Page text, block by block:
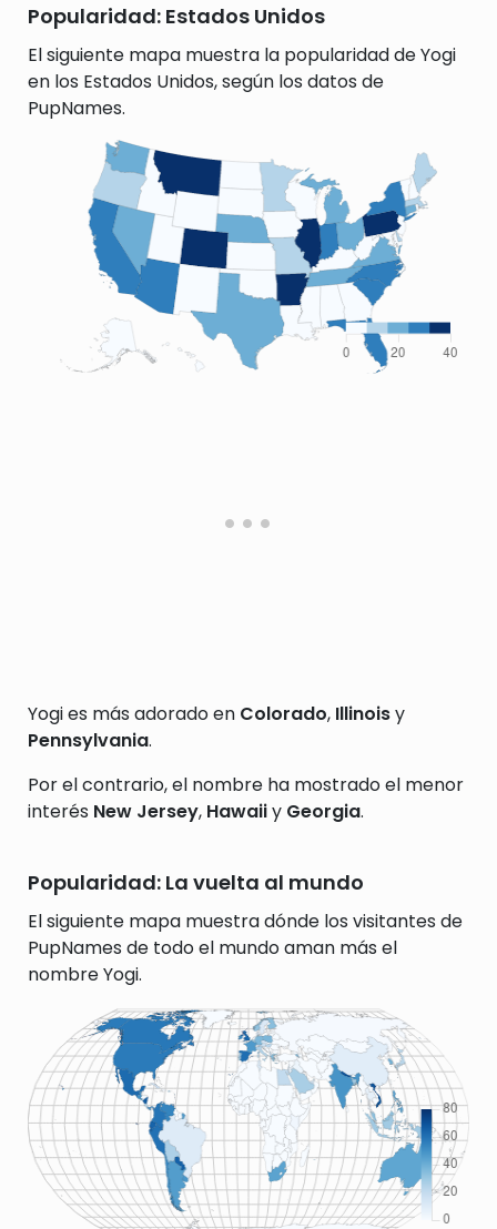
Popularidad: Estados Unidos
El siguiente mapa muestra la popularidad de Yogi
en los Estados Unidos, según los datos de
PupNames.
Yogi es más adorado en Colorado, Illinoisy
Pennsylvania.
Por el contrario, el nombre ha mostrado el menor
interés New Jersey, Hawaiiy Georgia.
Popularidad: La vuelta al mundo
El siguiente mapa muestra dónde los visitantes de
PupNames de todo el mundo aman más el
nombre Yogi.